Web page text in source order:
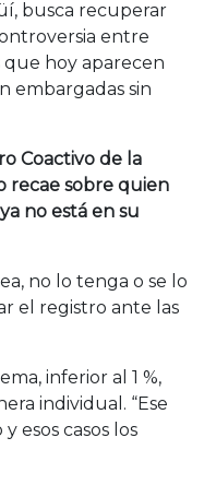
busca recuperar
entre
que hoy aparecen
embargadas sin
Coactivo de la
recae sobre quien
no está en su
no lo tenga o se lo
el registro ante las
inferior al 1 %,
individual. “Ese
esos casos los